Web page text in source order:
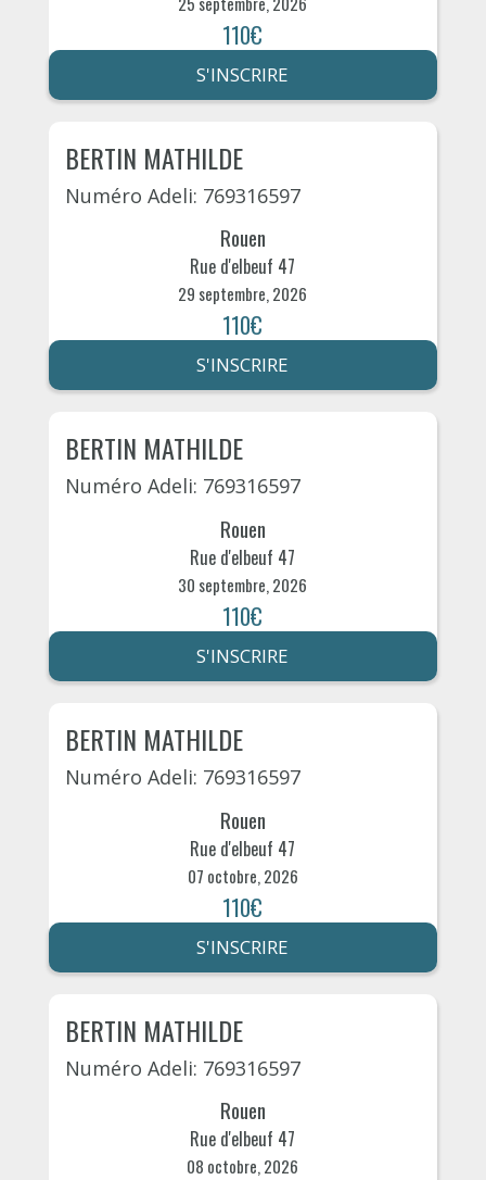
110€
S'INSCRIRE
BERTIN MATHILDE
Numéro Adeli: 769316597
Rouen
Rue d'elbeuf 47
29 septembre, 2026
110€
S'INSCRIRE
BERTIN MATHILDE
Numéro Adeli: 769316597
Rouen
Rue d'elbeuf 47
30 septembre, 2026
110€
S'INSCRIRE
BERTIN MATHILDE
Numéro Adeli: 769316597
Rouen
Rue d'elbeuf 47
07 octobre, 2026
110€
S'INSCRIRE
BERTIN MATHILDE
Numéro Adeli: 769316597
Rouen
Rue d'elbeuf 47
08 octobre, 2026